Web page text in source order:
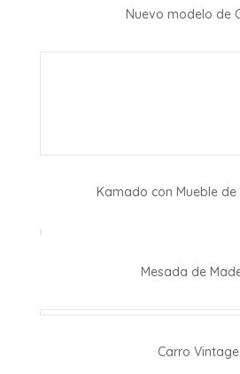
Nuevo modelo de
Kamado con Mueble
Mesada de
Carro Vintage